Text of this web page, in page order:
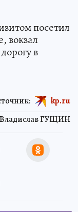
посетил
вокзал
в
Владислав ГУЩИН
kp.ru